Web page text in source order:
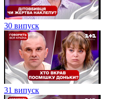
30 випуск
31 випуск